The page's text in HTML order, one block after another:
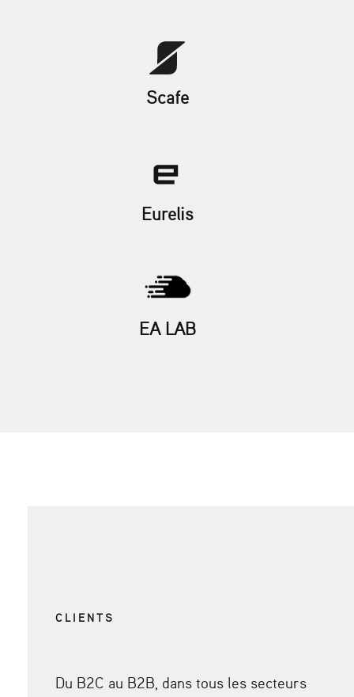
Scafe
Eurelis
EA LAB
CLIENTS
Du B2C au B2B, dans tous les secteurs